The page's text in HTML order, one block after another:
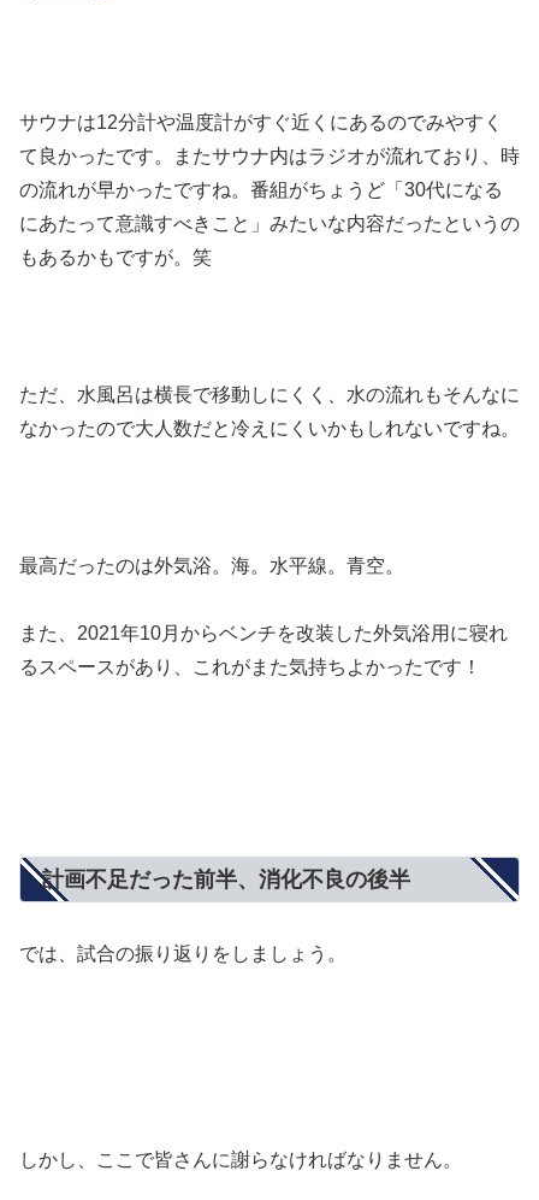
サウナは12分計や温度計がすぐ近くにあるのでみやすく
て良かったです。またサウナ内はラジオが流れており、時
の流れが早かったですね。番組がちょうど「30代になる
にあたって意識すべきこと」みたいな内容だったというの
もあるかもですが。笑
ただ、水風呂は横長で移動しにくく、水の流れもそんなに
なかったので大人数だと冷えにくいかもしれないですね。
最高だったのは外気浴。海。水平線。青空。
また、2021年10月からベンチを改装した外気浴用に寝れ
るスペースがあり、これがまた気持ちよかったです！
計画不足だった前半、消化不良の後半
では、試合の振り返りをしましょう。
しかし、ここで皆さんに謝らなければなりません。